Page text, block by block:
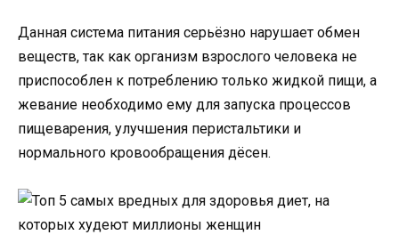
Данная система питания серьёзно нарушает обмен
веществ, так как организм взрослого человека не
приспособлен к потреблению только жидкой пищи, а
жевание необходимо ему для запуска процессов
пищеварения, улучшения перистальтики и
нормального кровообращения дёсен.